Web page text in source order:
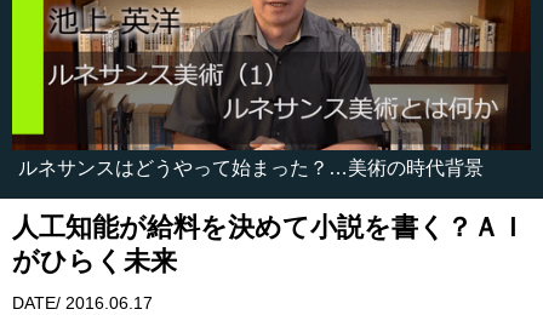
ルネサンスはどうやって始まった？…美術の時代背景
人工知能が給料を決めて小説を書く？ＡＩ
がひらく未来
DATE/ 2016.06.17